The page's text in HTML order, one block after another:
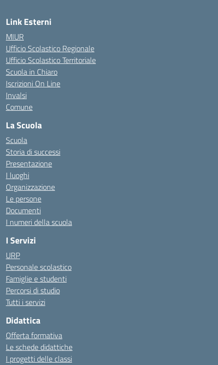
Link Esterni
MIUR
Ufficio Scolastico Regionale
Ufficio Scolastico Territoriale
Scuola in Chiaro
Iscrizioni On Line
Invalsi
Comune
La Scuola
Scuola
Storia di successi
Presentazione
I luoghi
Organizzazione
Le persone
Documenti
I numeri della scuola
I Servizi
URP
Personale scolastico
Famiglie e studenti
Percorsi di studio
Tutti i servizi
Didattica
Offerta formativa
Le schede didattiche
I progetti delle classi